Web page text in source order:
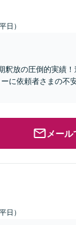
日）
釈放の圧倒的実績
に依頼者さまの不
メー
日）